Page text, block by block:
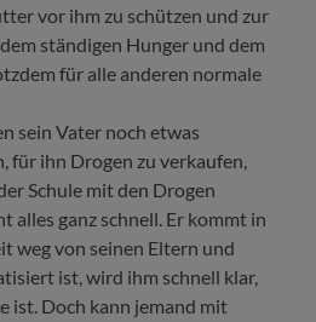
vor ihm zu schützen und zur
ständigen Hunger und dem
für alle anderen normale
sein Vater noch etwas
für ihn Drogen zu verkaufen,
Schule mit den Drogen
alles ganz schnell. Er kommt in
weg von seinen Eltern und
ist, wird ihm schnell klar,
ist. Doch kann jemand mit